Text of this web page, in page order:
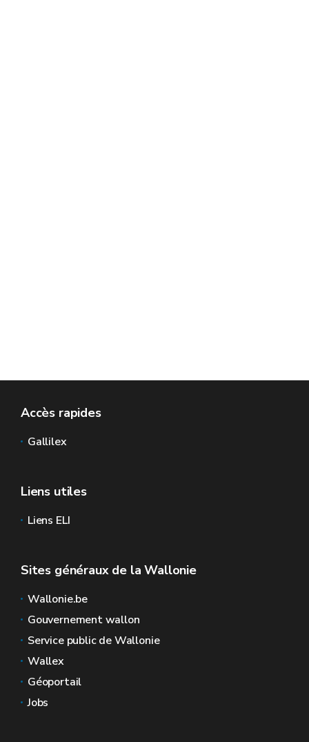
Accès rapides
Gallilex
Liens utiles
Liens ELI
Sites généraux de la Wallonie
Wallonie.be
Gouvernement wallon
Service public de Wallonie
Wallex
Géoportail
Jobs